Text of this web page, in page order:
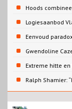
Hoods
recreatie en
Logiesaanbod
slaapplaatsen
Eenvoud
eenvoud of toch
Gwendoline
congres in
Extreme hitte
noodzaak
reisbranche
Ralph Shamier: